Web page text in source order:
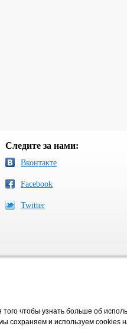
Следите за нами:
Вконтакте
Facebook
Twitter
чтобы узнать больше об
сохраняем и используем